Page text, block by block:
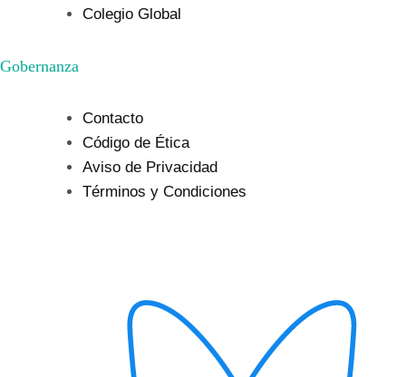
Colegio Global
Gobernanza
Contacto
Código de Ética
Aviso de Privacidad
Términos y Condiciones